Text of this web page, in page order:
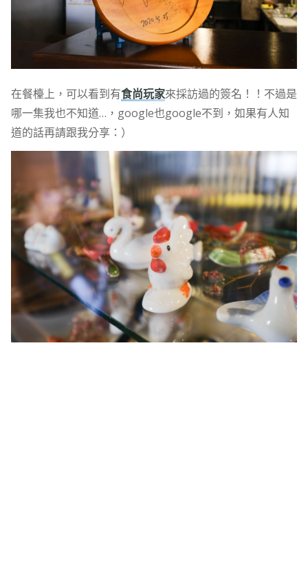
在餐檯上，可以看到有食尚玩家來採訪過的簽名！！不過是
哪一集我也不知道…，google也google不到，如果有人知
道的話再請跟我分享：）